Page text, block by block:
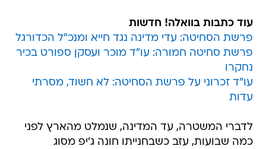
פרשת סחיטה חמורה: עו"ד מוכר ועסקן ספורט בכיר
נחקרו
עו"ד זכרוני על פרשת הסחיטה: לא חשוד, מסרתי
עדות
לדברי המשטרה, עד המדינה, שנמלט מהארץ לפני
"אינפיניטי".